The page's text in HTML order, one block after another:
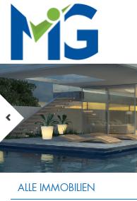
ALLE IMMOBILIEN